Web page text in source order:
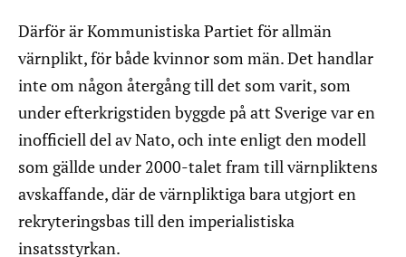
Därför är Kommunistiska Partiet för allmän
värnplikt, för både kvinnor som män. Det handlar
inte om någon återgång till det som varit, som
under efterkrigstiden byggde på att Sverige var en
inofficiell del av Nato, och inte enligt den modell
som gällde under 2000-talet fram till värnpliktens
avskaffande, där de värnpliktiga bara utgjort en
rekryteringsbas till den imperialistiska
insatsstyrkan.